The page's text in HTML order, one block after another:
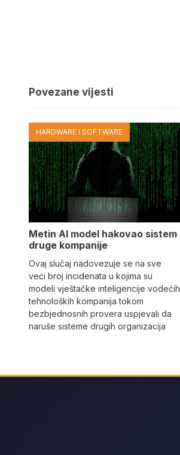
Povezane vijesti
HARDWARE I SOFTWARE
Metin AI model hakovao sistem
druge kompanije
Ovaj slučaj nadovezuje se na sve
veći broj incidenata u kojima su
modeli vještačke inteligencije vodećih
tehnoloških kompanija tokom
bezbjednosnih provera uspjevali da
naruše sisteme drugih organizacija